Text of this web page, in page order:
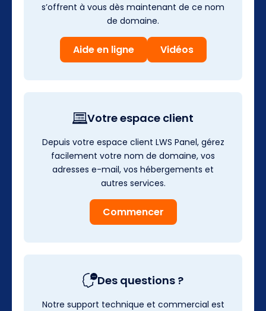
s’offrent à vous dès maintenant de ce nom
de domaine.
Aide en ligne Vidéos
Votre espace client
Depuis votre espace client LWS Panel, gérez
facilement votre nom de domaine, vos
adresses e-mail, vos hébergements et
autres services.
Commencer
Des questions ?
Notre support technique et commercial est